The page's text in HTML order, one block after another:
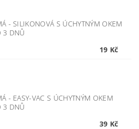
- SILIKONOVÁ S ÚCHYTNÝM OKEM
3 DNŮ
19 Kč
- EASY-VAC S ÚCHYTNÝM OKEM
3 DNŮ
39 Kč